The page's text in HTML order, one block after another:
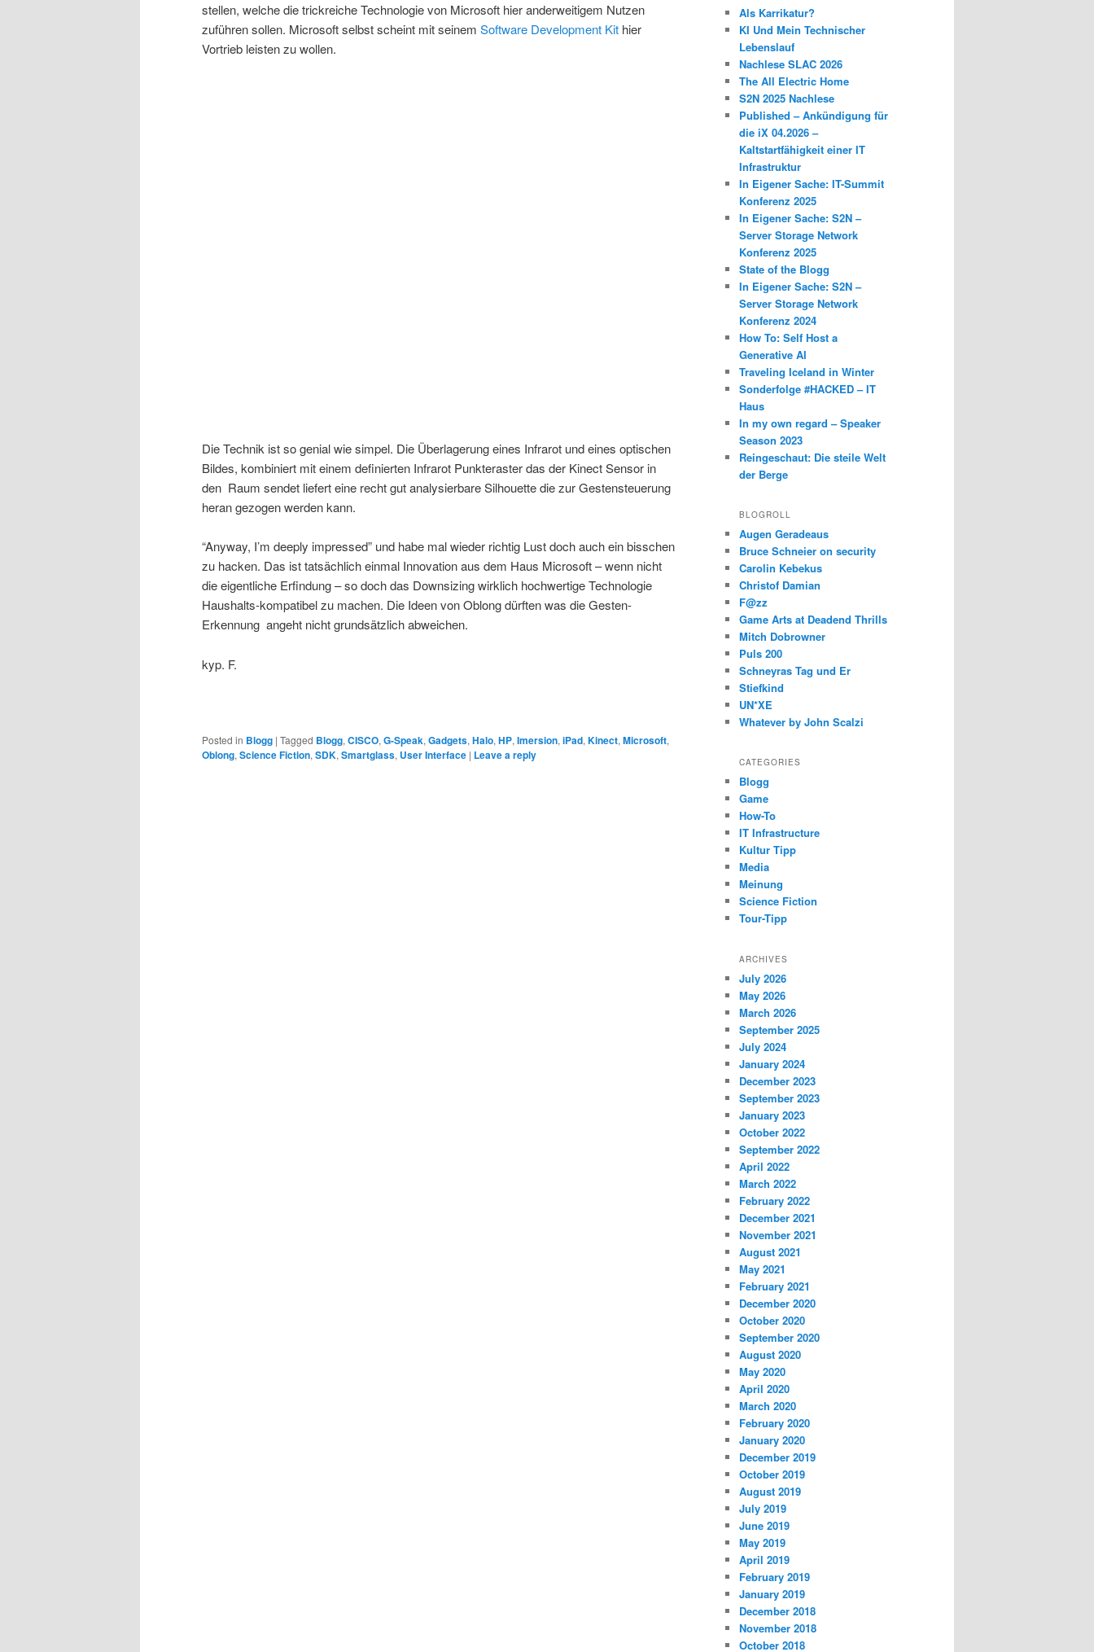
stellen, welche die trickreiche Technologie von Microsoft hier anderweitigem Nutzen
zuführen sollen. Microsoft selbst scheint mit seinem Software Development Kit hier
Vortrieb leisten zu wollen.
Die Technik ist so genial wie simpel. Die Überlagerung eines Infrarot und eines optischen
Bildes, kombiniert mit einem definierten Infrarot Punkteraster das der Kinect Sensor in
den Raum sendet liefert eine recht gut analysierbare Silhouette die zur Gestensteuerung
heran gezogen werden kann.
“Anyway, I’m deeply impressed” und habe mal wieder richtig Lust doch auch ein bisschen
zu hacken. Das ist tatsächlich einmal Innovation aus dem Haus Microsoft – wenn nicht
die eigentliche Erfindung – so doch das Downsizing wirklich hochwertige Technologie
Haushalts-kompatibel zu machen. Die Ideen von Oblong dürften was die Gesten-
Erkennung angeht nicht grundsätzlich abweichen.
kyp. F.
Posted in Blogg | Tagged Blogg,CISCO,G-Speak,Gadgets,Halo,HP,Imersion,iPad,Kinect,Microsoft,
Oblong,Science Fiction,SDK,Smartglass, User Interface | Leave a reply
Als Karrikatur?
KI Und Mein Technischer
Lebenslauf
Nachlese SLAC 2026
The All Electric Home
S2N 2025 Nachlese
Published – Ankündigung für
die iX 04.2026 –
Kaltstartfähigkeit einer IT
Infrastruktur
In Eigener Sache: IT-Summit
Konferenz 2025
In Eigener Sache: S2N –
Server Storage Network
Konferenz 2025
State of the Blogg
In Eigener Sache: S2N –
Server Storage Network
Konferenz 2024
How To: Self Host a
Generative AI
Traveling Iceland in Winter
Sonderfolge #HACKED – IT
Haus
In my own regard – Speaker
Season 2023
Reingeschaut: Die steile Welt
der Berge
BLOGROLL
Augen Geradeaus
Bruce Schneier on security
Carolin Kebekus
Christof Damian
F@zz
Game Arts at Deadend Thrills
Mitch Dobrowner
Puls 200
Schneyras Tag und Er
Stiefkind
UN*XE
Whatever by John Scalzi
CATEGORIES
Blogg
Game
How-To
IT Infrastructure
Kultur Tipp
Media
Meinung
Science Fiction
Tour-Tipp
ARCHIVES
July 2026
May 2026
March 2026
September 2025
July 2024
January 2024
December 2023
September 2023
January 2023
October 2022
September 2022
April 2022
March 2022
February 2022
December 2021
November 2021
August 2021
May 2021
February 2021
December 2020
October 2020
September 2020
August 2020
May 2020
April 2020
March 2020
February 2020
January 2020
December 2019
October 2019
August 2019
July 2019
June 2019
May 2019
April 2019
February 2019
January 2019
December 2018
November 2018
October 2018